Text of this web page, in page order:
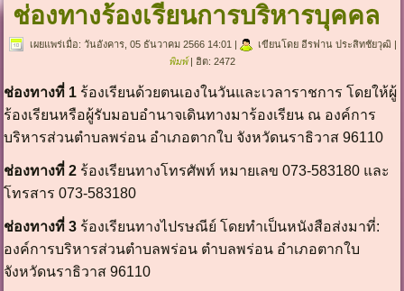
ช่องทางร้องเรียนการบริหารบุคคล
เผยแพร่เมื่อ: วันอังคาร, 05 ธันวาคม 2566 14:01 | เขียนโดย อีรฟาน ประสิทชัยวุฒิ |
พิมพ์
| ฮิต: 2472
ช่องทางที่ 1 ร้องเรียนด้วยตนเองในวันและเวลาราชการ โดยให้ผู้
ร้องเรียนหรือผู้รับมอบอำนาจเดินทางมาร้องเรียน ณ องค์การ
บริหารส่วนตำบลพร่อน อำเภอตากใบ จังหวัดนราธิวาส 96110
ช่องทางที่ 2 ร้องเรียนทางโทรศัพท์ หมายเลข 073-583180 และ
โทรสาร 073-583180
ช่องทางที่ 3 ร้องเรียนทางไปรษณีย์ โดยทำเป็นหนังสือส่งมาที่:
องค์การบริหารส่วนตำบลพร่อน ตำบลพร่อน อำเภอตากใบ
จังหวัดนราธิวาส 96110